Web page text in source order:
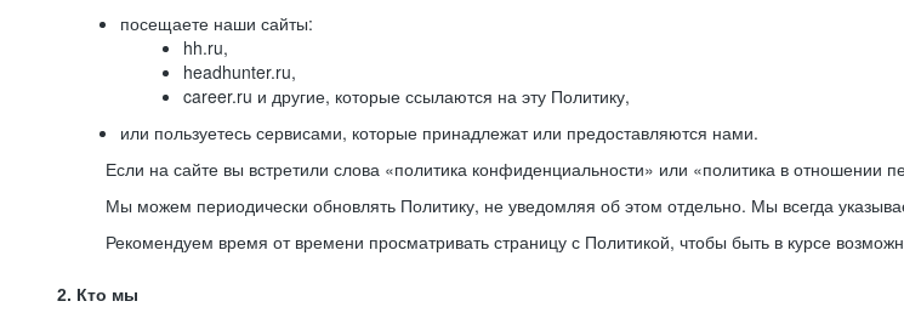
посещаете наши сайты:
hh.ru,
headhunter.ru,
career.ru и другие, которые ссылаются на эту Политику,
или пользуетесь сервисами, которые принадлежат или предоставляются нами.
Если на сайте вы встретили слова «политика конфиденциальности» или «политика в отношении
Мы можем периодически обновлять Политику, не уведомляя об этом отдельно. Мы всегда
Рекомендуем время от времени просматривать страницу с Политикой, чтобы быть в курсе
2. Кто мы